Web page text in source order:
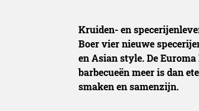
Kruiden- en
Boer vier nieuwe
en Asian style. De
barbecueën meer is dan
smaken en samenzijn.